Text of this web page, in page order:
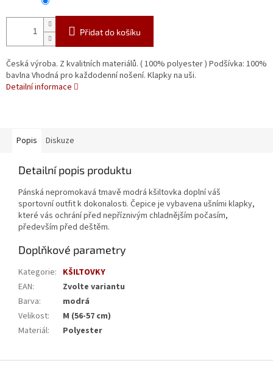
Přidat do košíku
Česká výroba. Z kvalitních materiálů. ( 100% polyester ) Podšívka: 100%
bavlna Vhodná pro každodenní nošení. Klapky na uši.
Detailní informace
Popis Diskuze
Detailní popis produktu
Pánská nepromokavá tmavě modrá kšiltovka doplní váš
sportovní outfit k dokonalosti. Čepice je vybavena ušními klapky,
které vás ochrání před nepříznivým chladnějším počasím,
především před deštěm.
Doplňkové parametry
Kategorie: KŠILTOVKY
EAN:
Zvolte variantu
Barva:
modrá
Velikost:
M (56-57 cm)
Materiál: Polyester